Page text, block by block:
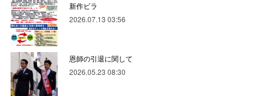
新作ビラ
2026.07.13 03:56
恩師の引退に関して
2026.05.23 08:30